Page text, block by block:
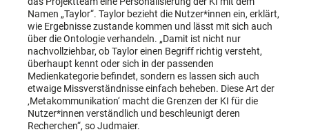
Namen „Taylor“. Taylor bezieht die Nutzer*innen ein, erklärt,
wie Ergebnisse zustande kommen und lässt mit sich auch
über die Ontologie verhandeln. „Damit ist nicht nur
nachvollziehbar, ob Taylor einen Begriff richtig versteht,
überhaupt kennt oder sich in der passenden
Medienkategorie befindet, sondern es lassen sich auch
etwaige Missverständnisse einfach beheben. Diese Art der
‚Metakommunikation‘ macht die Grenzen der KI für die
Nutzer*innen verständlich und beschleunigt deren
Recherchen“, so Judmaier.